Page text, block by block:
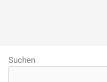
Suchen